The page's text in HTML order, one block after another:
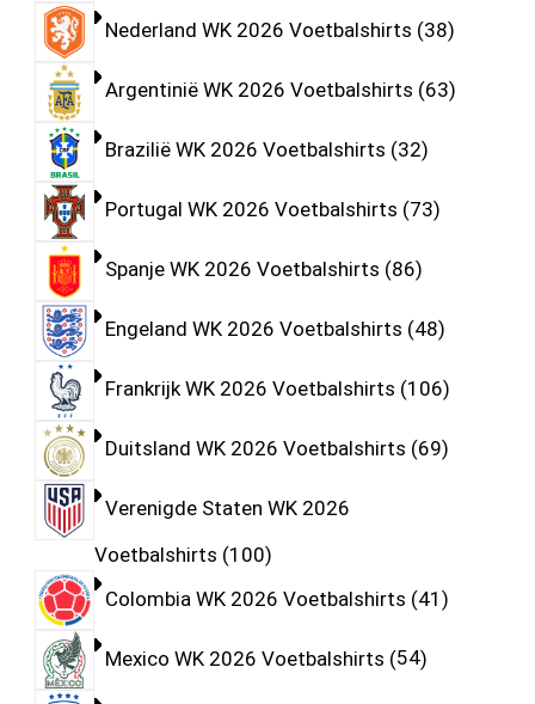
Nederland WK 2026 Voetbalshirts 38
Argentinië WK 2026 Voetbalshirts 63
Brazilië WK 2026 Voetbalshirts 32
Portugal WK 2026 Voetbalshirts 73
Spanje WK 2026 Voetbalshirts 86
Engeland WK 2026 Voetbalshirts 48
Frankrijk WK 2026 Voetbalshirts 106
Duitsland WK 2026 Voetbalshirts 69
Verenigde Staten WK 2026
Voetbalshirts 100
Colombia WK 2026 Voetbalshirts 41
Mexico WK 2026 Voetbalshirts 54